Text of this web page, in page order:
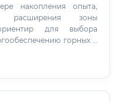
накопления опыта,
расширения зоны
для выбора
но критически важную